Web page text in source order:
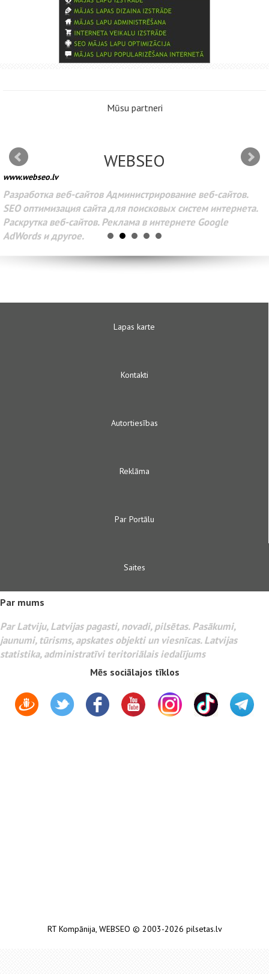
Mūsu partneri
WEBSEO
www.webseo.lv
Разработка веб-сайтов Администрирование веб-сайтов.
SEO оптимизация сайта для поисковых систем интернета.
Раскрутка веб-сайтов. Реклама в интернете Google
AdWords и другое.
Lapas karte
Kontakti
Autortiesības
Reklāma
Par Portālu
Saites
Par mums
Par Latviju, Latvijas pagasti, novadi, pilsētas. Pasākumi,
jaunumi, tūrisms, apskates objekti un viesnīcas. Latvijas
statistika, administratīvi teritoriālais iedalījums
Mēs sociālajos tīklos
RT Kompānija, WEBSEO © 2003-2026 pilsetas.lv